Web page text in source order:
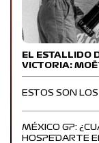
EL ESTALLIDO
VICTORIA:
ESTOS SON
MÉXICO GP:
HOSPEDARTE